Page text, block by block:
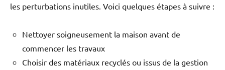
les perturbations inutiles. Voici quelques étapes à suivre :
Nettoyer soigneusement la maison avant de
commencer les travaux
Choisir des matériaux recyclés ou issus de la gestion